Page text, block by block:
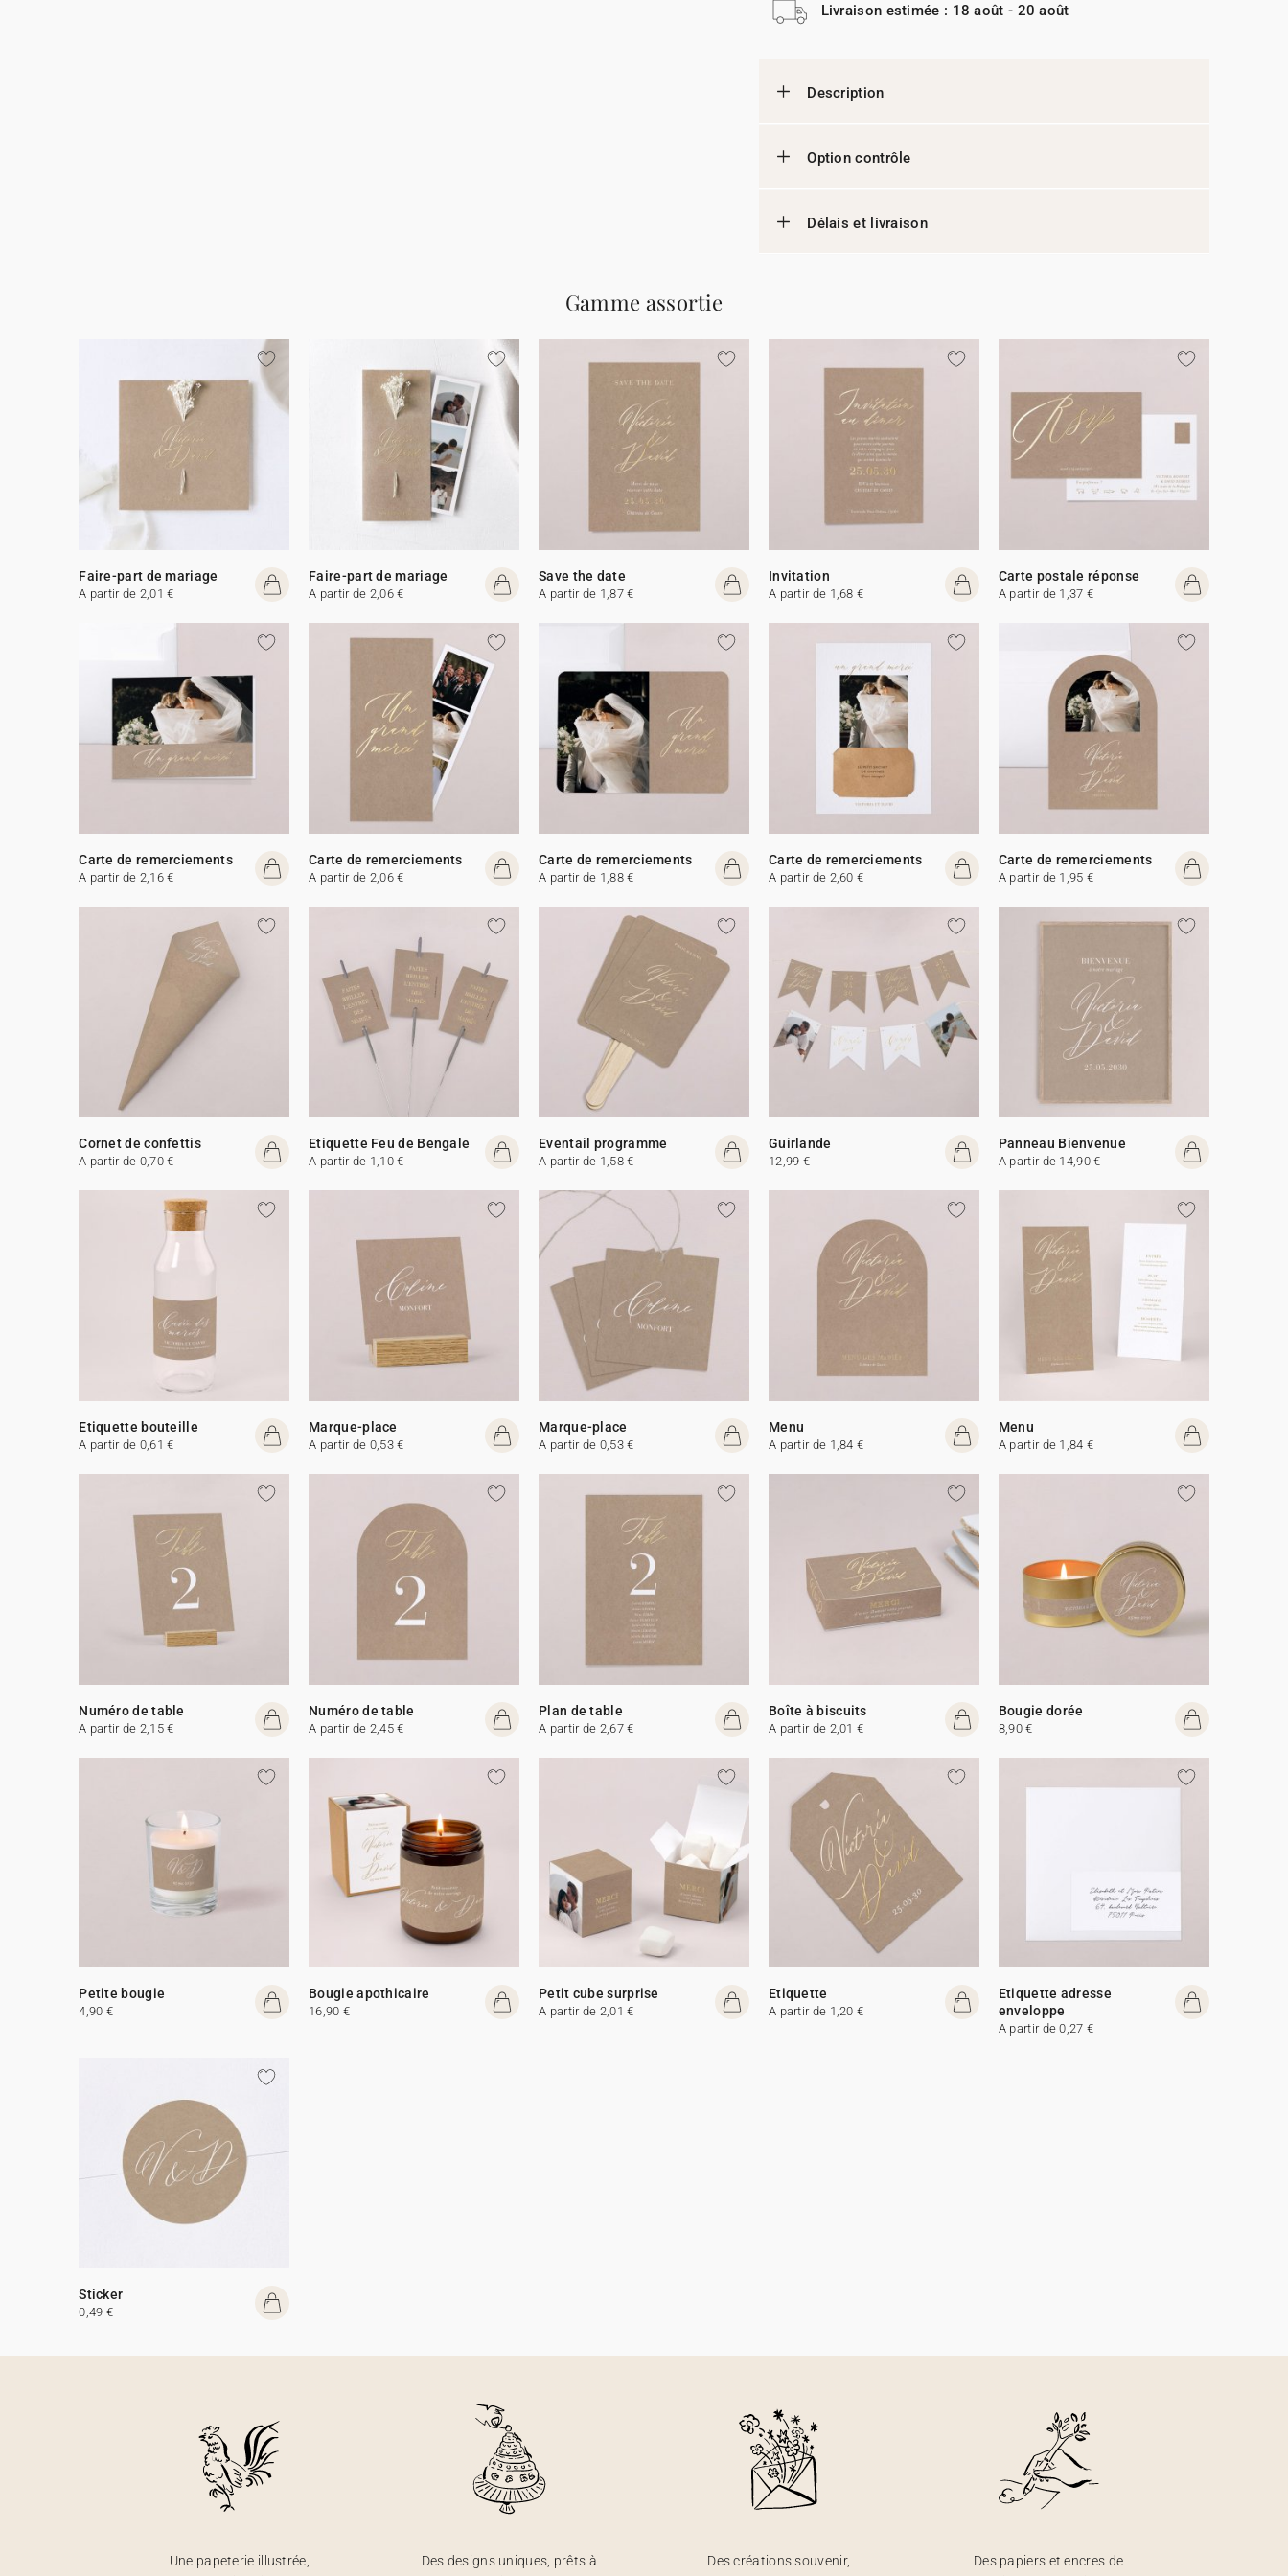
Livraison estimée : 18 août - 20 août
Description
Option contrôle
Délais et livraison
Gamme assortie
Faire-part de mariage
A partir de 2,01 €
Faire-part de mariage
A partir de 2,06 €
Save the date
A partir de 1,87 €
Invitation
A partir de 1,68 €
Carte postale réponse
A partir de 1,37 €
Carte de remerciements
A partir de 2,16 €
Carte de remerciements
A partir de 2,06 €
Carte de remerciements
A partir de 1,88 €
Carte de remerciements
A partir de 2,60 €
Carte de remerciements
A partir de 1,95 €
Cornet de confettis
A partir de 0,70 €
Etiquette Feu de Bengale
A partir de 1,10 €
Eventail programme
A partir de 1,58 €
Guirlande
12,99 €
Panneau Bienvenue
A partir de 14,90 €
Etiquette bouteille
A partir de 0,61 €
Marque-place
A partir de 0,53 €
Marque-place
A partir de 0,53 €
Menu
A partir de 1,84 €
Menu
A partir de 1,84 €
Numéro de table
A partir de 2,15 €
Numéro de table
A partir de 2,45 €
Plan de table
A partir de 2,67 €
Boîte à biscuits
A partir de 2,01 €
Bougie dorée
8,90 €
Petite bougie
4,90 €
Bougie apothicaire
16,90 €
Petit cube surprise
A partir de 2,01 €
Etiquette
A partir de 1,20 €
Etiquette adresse
enveloppe
A partir de 0,27 €
Sticker
0,49 €
Une papeterie illustrée,
Des designs uniques, prêts à
Des créations souvenir,
Des papiers et encres de